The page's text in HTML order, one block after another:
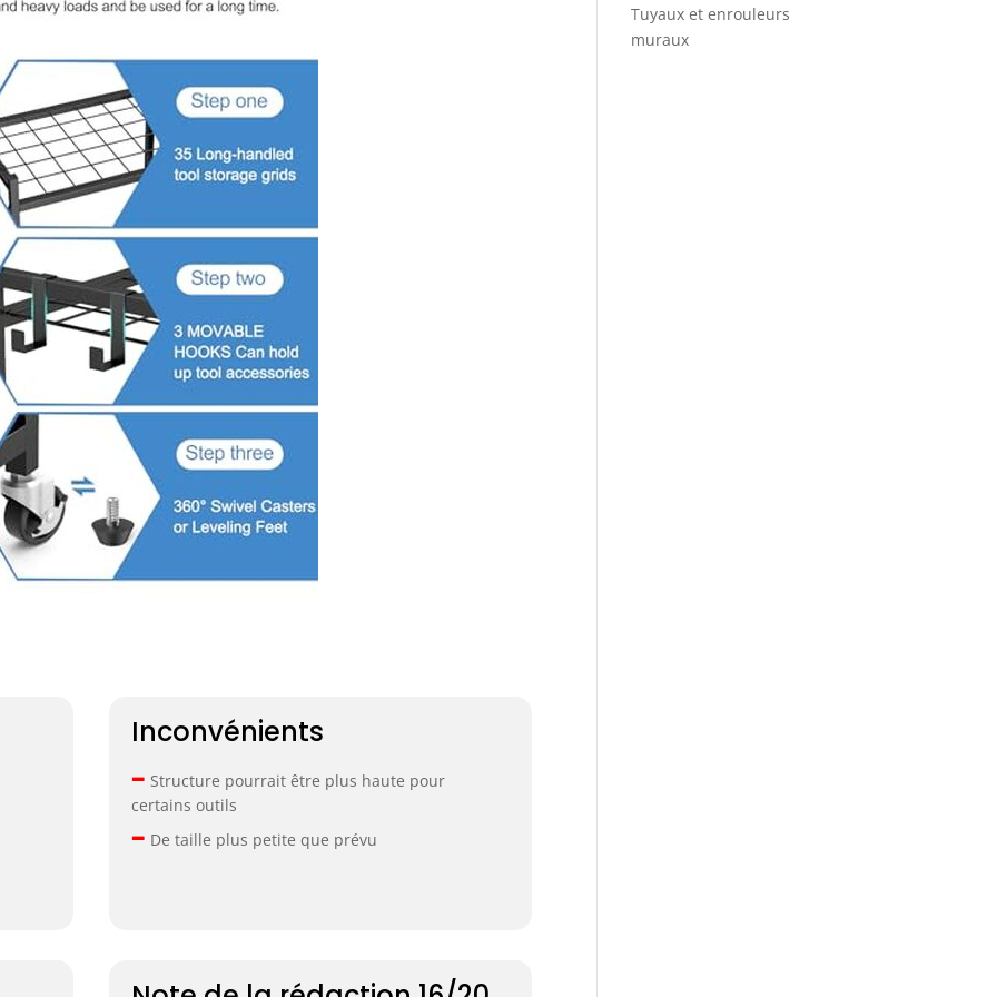
efficaces et agréables. Dimensions : produit global : 30 x
Inconvénients
– Structure pourrait être plus haute pour
certains outils
– De taille plus petite que prévu
Tuyaux et enrouleurs
muraux